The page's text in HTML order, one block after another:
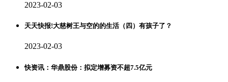
2023-02-03
天天快报!大慈树王与空的的生活（四）有孩子了？
2023-02-03
快资讯：华鼎股份：拟定增募资不超7.5亿元